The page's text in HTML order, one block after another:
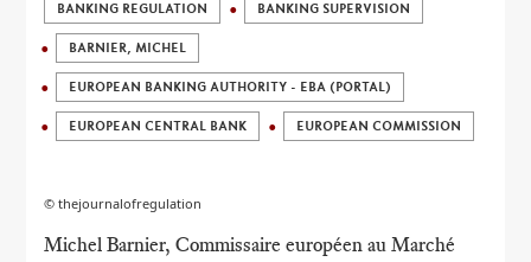
BANKING REGULATION BANKING SUPERVISION
BARNIER, MICHEL
EUROPEAN BANKING AUTHORITY - EBA (PORTAL)
EUROPEAN CENTRAL BANK EUROPEAN COMMISSION
© thejournalofregulation
Michel Barnier, Commissaire européen au Marché